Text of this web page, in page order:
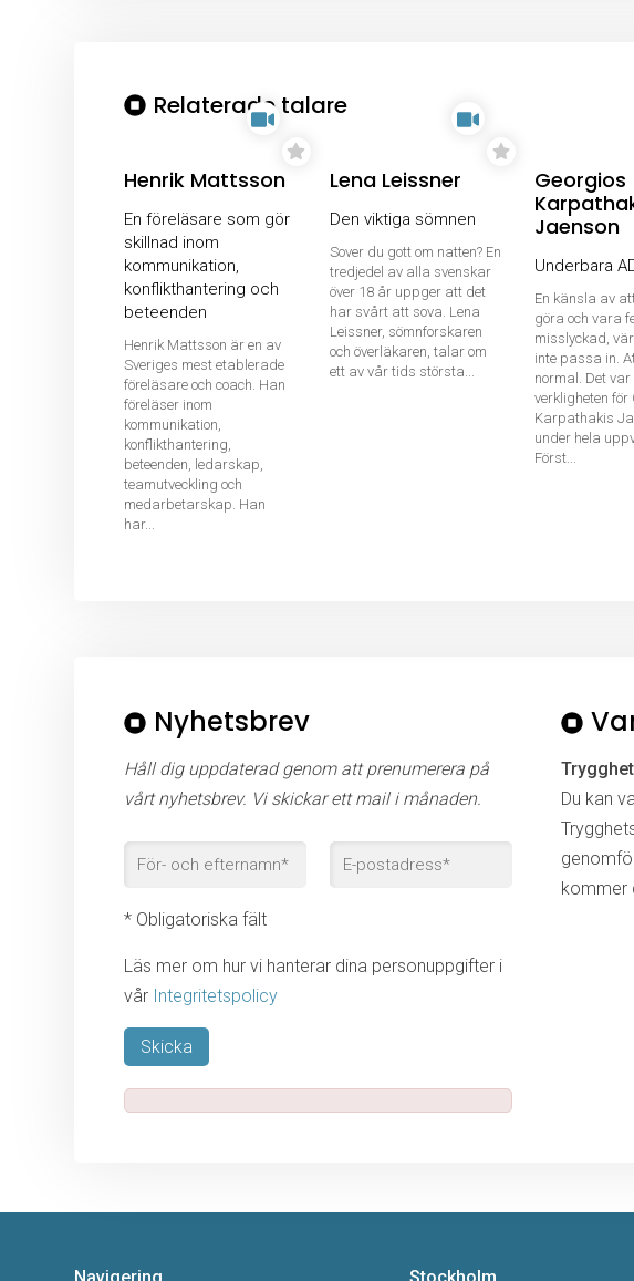
Relaterade talare
Henrik Mattsson
En föreläsare som gör
skillnad inom
kommunikation,
konflikthantering och
beteenden
Henrik Mattsson är en av
Sveriges mest etablerade
föreläsare och coach. Han
föreläser inom
kommunikation,
konflikthantering,
beteenden, ledarskap,
teamutveckling och
medarbetarskap. Han
har...
Lena Leissner
Den viktiga sömnen
Sover du gott om natten? En
tredjedel av alla svenskar
över 18 år uppger att det
har svårt att sova. Lena
Leissner, sömnforskaren
och överläkaren, talar om
ett av vår tids största...
Georgios
Jaenson
Underbara
En känsla av
göra och vara
misslyckad,
inte passa in.
normal. Det var
verkligheten för
Karpathakis
under hela
Först...
Nyhetsbrev
Håll dig uppdaterad genom att prenumerera på
vårt nyhetsbrev. Vi skickar ett mail i månaden.
* Obligatoriska fält
Läs mer om hur vi hanterar dina personuppgifter i
vår Integritetspolicy
Lämna detta fält tomt.
Du kan
kommer